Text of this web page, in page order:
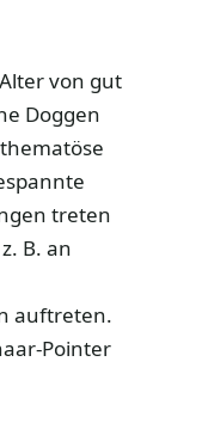
von gut
Doggen
treten
B. an
auftreten.
Pointer